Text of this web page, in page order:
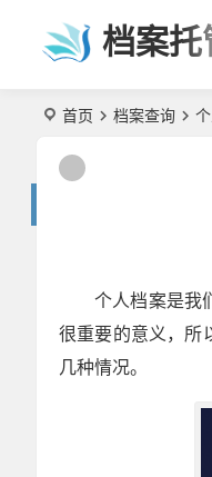
档案托
首页 档案查询
个人档案是我
很重要的意义，所
几种情况。